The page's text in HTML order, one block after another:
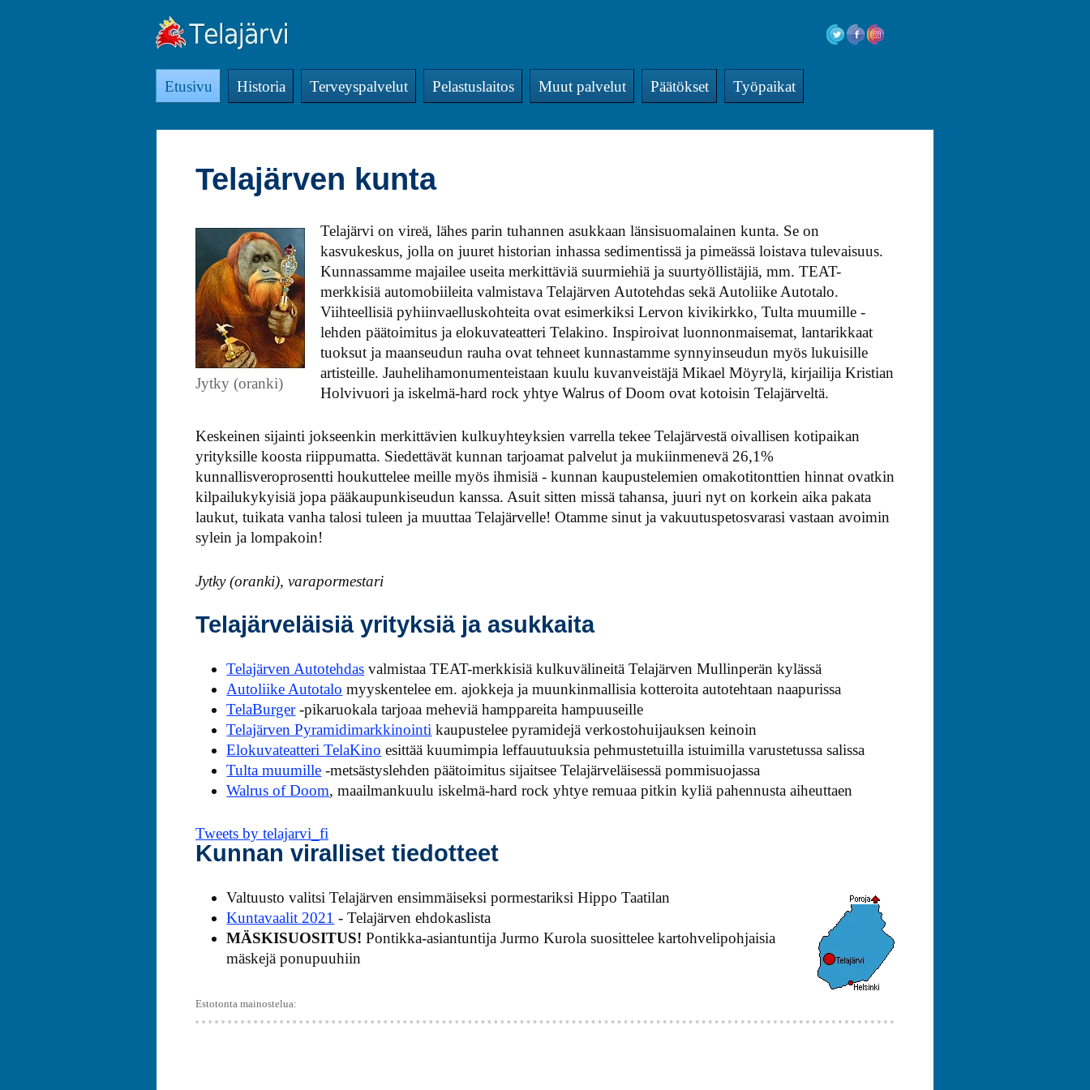
Etusivu Historia Terveyspalvelut Pelastuslaitos Muut palvelut Päätökset Työpaikat
Telajärven kunta
Jytky (oranki)
Telajärvi on vireä, lähes parin tuhannen asukkaan länsisuomalainen kunta. Se on
kasvukeskus, jolla on juuret historian inhassa sedimentissä ja pimeässä loistava tulevaisuus.
Kunnassamme majailee useita merkittäviä suurmiehiä ja suurtyöllistäjiä, mm. TEAT-
merkkisiä automobiileita valmistava Telajärven Autotehdas sekä Autoliike Autotalo.
Viihteellisiä pyhiinvaelluskohteita ovat esimerkiksi Lervon kivikirkko, Tulta muumille -
lehden päätoimitus ja elokuvateatteri Telakino. Inspiroivat luonnonmaisemat, lantarikkaat
tuoksut ja maanseudun rauha ovat tehneet kunnastamme synnyinseudun myös lukuisille
artisteille. Jauhelihamonumenteistaan kuulu kuvanveistäjä Mikael Möyrylä, kirjailija Kristian
Holvivuori ja iskelmä-hard rock yhtye Walrus of Doom ovat kotoisin Telajärveltä.
Keskeinen sijainti jokseenkin merkittävien kulkuyhteyksien varrella tekee Telajärvestä oivallisen kotipaikan
yrityksille koosta riippumatta. Siedettävät kunnan tarjoamat palvelut ja mukiinmenevä 26,1%
kunnallisveroprosentti houkuttelee meille myös ihmisiä - kunnan kaupustelemien omakotitonttien hinnat ovatkin
kilpailukykyisiä jopa pääkaupunkiseudun kanssa. Asuit sitten missä tahansa, juuri nyt on korkein aika pakata
laukut, tuikata vanha talosi tuleen ja muuttaa Telajärvelle! Otamme sinut ja vakuutuspetosvarasi vastaan avoimin
sylein ja lompakoin!
Jytky (oranki), varapormestari
Telajärveläisiä yrityksiä ja asukkaita
Telajärven Autotehdas valmistaa TEAT-merkkisiä kulkuvälineitä Telajärven Mullinperän kylässä
Autoliike Autotalo myyskentelee em. ajokkeja ja muunkinmallisia kotteroita autotehtaan naapurissa
TelaBurger-pikaruokala tarjoaa meheviä hamppareita hampuuseille
Telajärven Pyramidimarkkinointi kaupustelee pyramidejä verkostohuijauksen keinoin
Elokuvateatteri TelaKino esittää kuumimpia leffauutuuksia pehmustetuilla istuimilla varustetussa salissa
Tulta muumille -metsästyslehden päätoimitus sijaitsee Telajärveläisessä pommisuojassa
Walrus of Doom, maailmankuulu iskelmä-hard rock yhtye remuaa pitkin kyliä pahennusta aiheuttaen
Tweets by telajarvi_fi
Kunnan viralliset tiedotteet
Valtuusto valitsi Telajärven ensimmäiseksi pormestariksi Hippo Taatilan
Kuntavaalit 2021 - Telajärven ehdokaslista
MÄSKISUOSITUS! Pontikka-asiantuntija Jurmo Kurola suosittelee kartohvelipohjaisia
mäskejä ponupuuhiin
Estotonta mainostelua: